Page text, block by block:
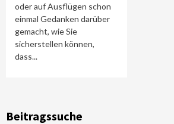
oder auf Ausflügen schon
einmal Gedanken darüber
gemacht, wie Sie
sicherstellen können,
dass...
Beitragssuche